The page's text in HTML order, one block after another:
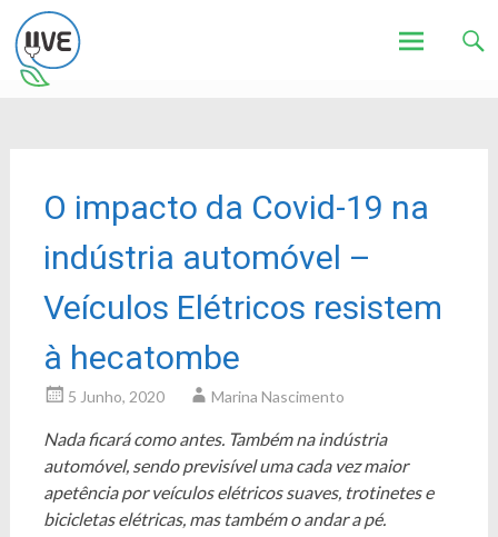
O impacto da Covid-19 na
indústria automóvel –
Veículos Elétricos resistem
à hecatombe
5 Junho, 2020 Marina Nascimento
Nada ficará como antes. Também na indústria
automóvel, sendo previsível uma cada vez maior
apetência por veículos elétricos suaves, trotinetes e
bicicletas elétricas, mas também o andar a pé.